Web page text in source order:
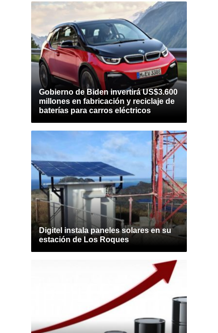
Gobierno de Biden invertirá US$3.600
millones en fabricación y reciclaje de
baterías para carros eléctricos
Digitel instala paneles solares en su
estación de Los Roques